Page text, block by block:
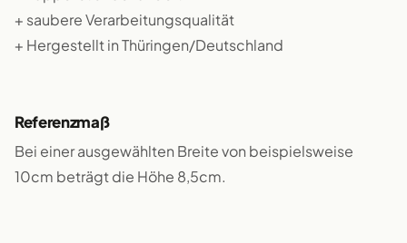
+ saubere Verarbeitungsqualität
+ Hergestellt in Thüringen/Deutschland
Referenzmaß
Bei einer ausgewählten Breite von beispielsweise
10cm beträgt die Höhe 8,5cm.